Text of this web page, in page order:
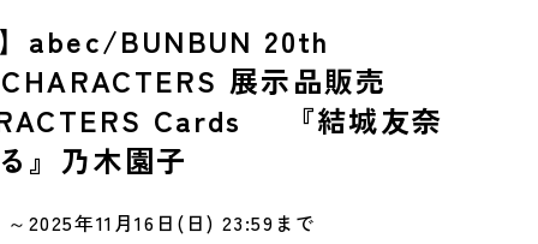
】abec/BUNBUN 20th
展示品販売
Cards 『結城友奈
』乃木園子
～2025年11月16日(日) 23:59まで